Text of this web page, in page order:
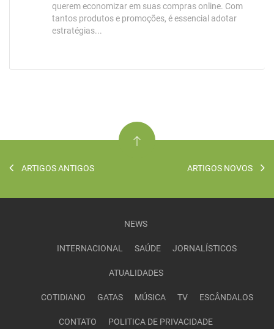
querem economizar em suas compras online. Com
tantos produtos e promoções, é essencial adotar
estratégias...
ARTIGOS ANTIGOS ARTIGOS NOVOS
NEWS
INTERNACIONAL SAÚDE JORNALÍSTICOS
ATUALIDADES
COTIDIANO GATAS MÚSICA TV ESCÂNDALOS
CONTATO POLITICA DE PRIVACIDADE